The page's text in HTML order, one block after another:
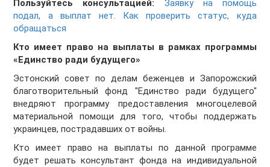
Пользуйтесь консультацией:
Заявку на помощь
подал, а выплат нет. Как проверить статус, куда
обращаться
Кто имеет право на выплаты в рамках программы
«Единство ради будущего»
Эстонский совет по делам беженцев и Запорожский
благотворительный фонд "Единство ради будущего"
внедряют программу предоставления многоцелевой
материальной помощи для того, чтобы поддержать
украинцев, пострадавших от войны.
Кто имеет право на выплаты по данной программе
будет решать консультант фонда на индивидуальной